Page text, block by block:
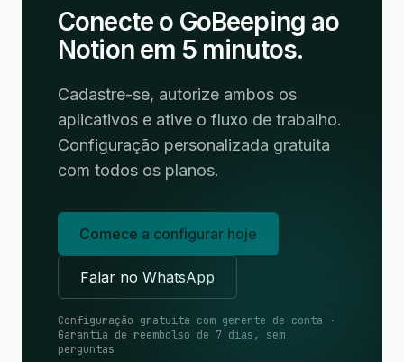
Conecte o GoBeeping ao
Notion em 5 minutos.
Cadastre-se, autorize ambos os
aplicativos e ative o fluxo de trabalho.
Configuração personalizada gratuita
com todos os planos.
Comece a configurar hoje
Falar no WhatsApp
Configuração gratuita com gerente de conta ·
Garantia de reembolso de 7 dias, sem
perguntas